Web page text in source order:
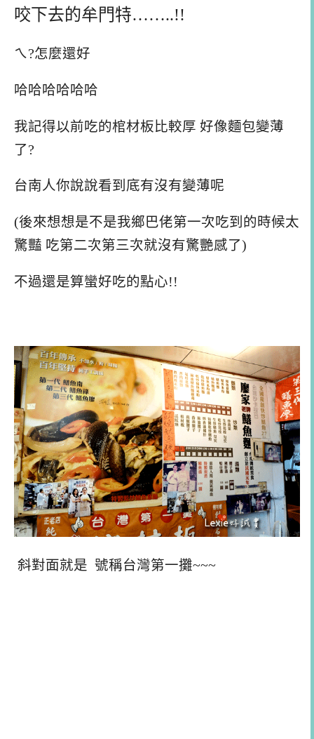
咬下去的牟門特……..!!
ㄟ?怎麼還好
哈哈哈哈哈哈
我記得以前吃的棺材板比較厚 好像麵包變薄
了?
台南人你說說看到底有沒有變薄呢
(後來想想是不是我鄉巴佬第一次吃到的時候太
驚豔 吃第二次第三次就沒有驚艷感了)
不過還是算蠻好吃的點心!!
斜對面就是 號稱台灣第一攤~~~